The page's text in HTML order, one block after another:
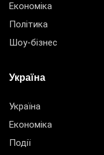
Економіка
Політика
Шоу-бізнес
Україна
Україна
Економіка
Події